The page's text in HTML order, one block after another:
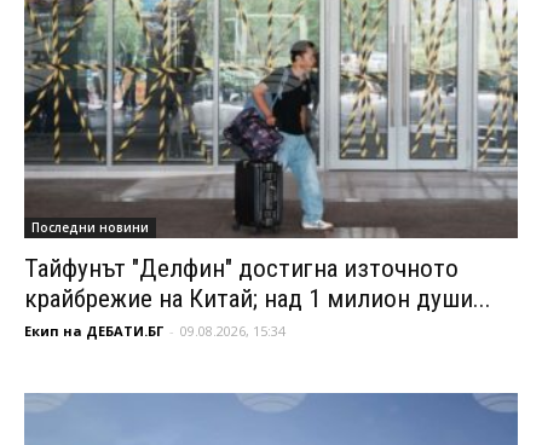
Последни новини
Тайфунът "Делфин" достигна източното
крайбрежие на Китай; над 1 милион души...
Екип на ДЕБАТИ.БГ - 09.08.2026, 15:34